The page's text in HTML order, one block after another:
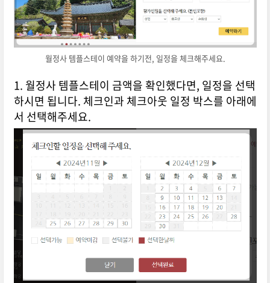
월정사 템플스테이 예약을 하기전, 일정을 체크해주세요.
1. 월정사 템플스테이 금액을 확인했다면, 일정을 선택
하시면 됩니다. 체크인과 체크아웃 일정 박스를 아래에
서 선택해주세요.